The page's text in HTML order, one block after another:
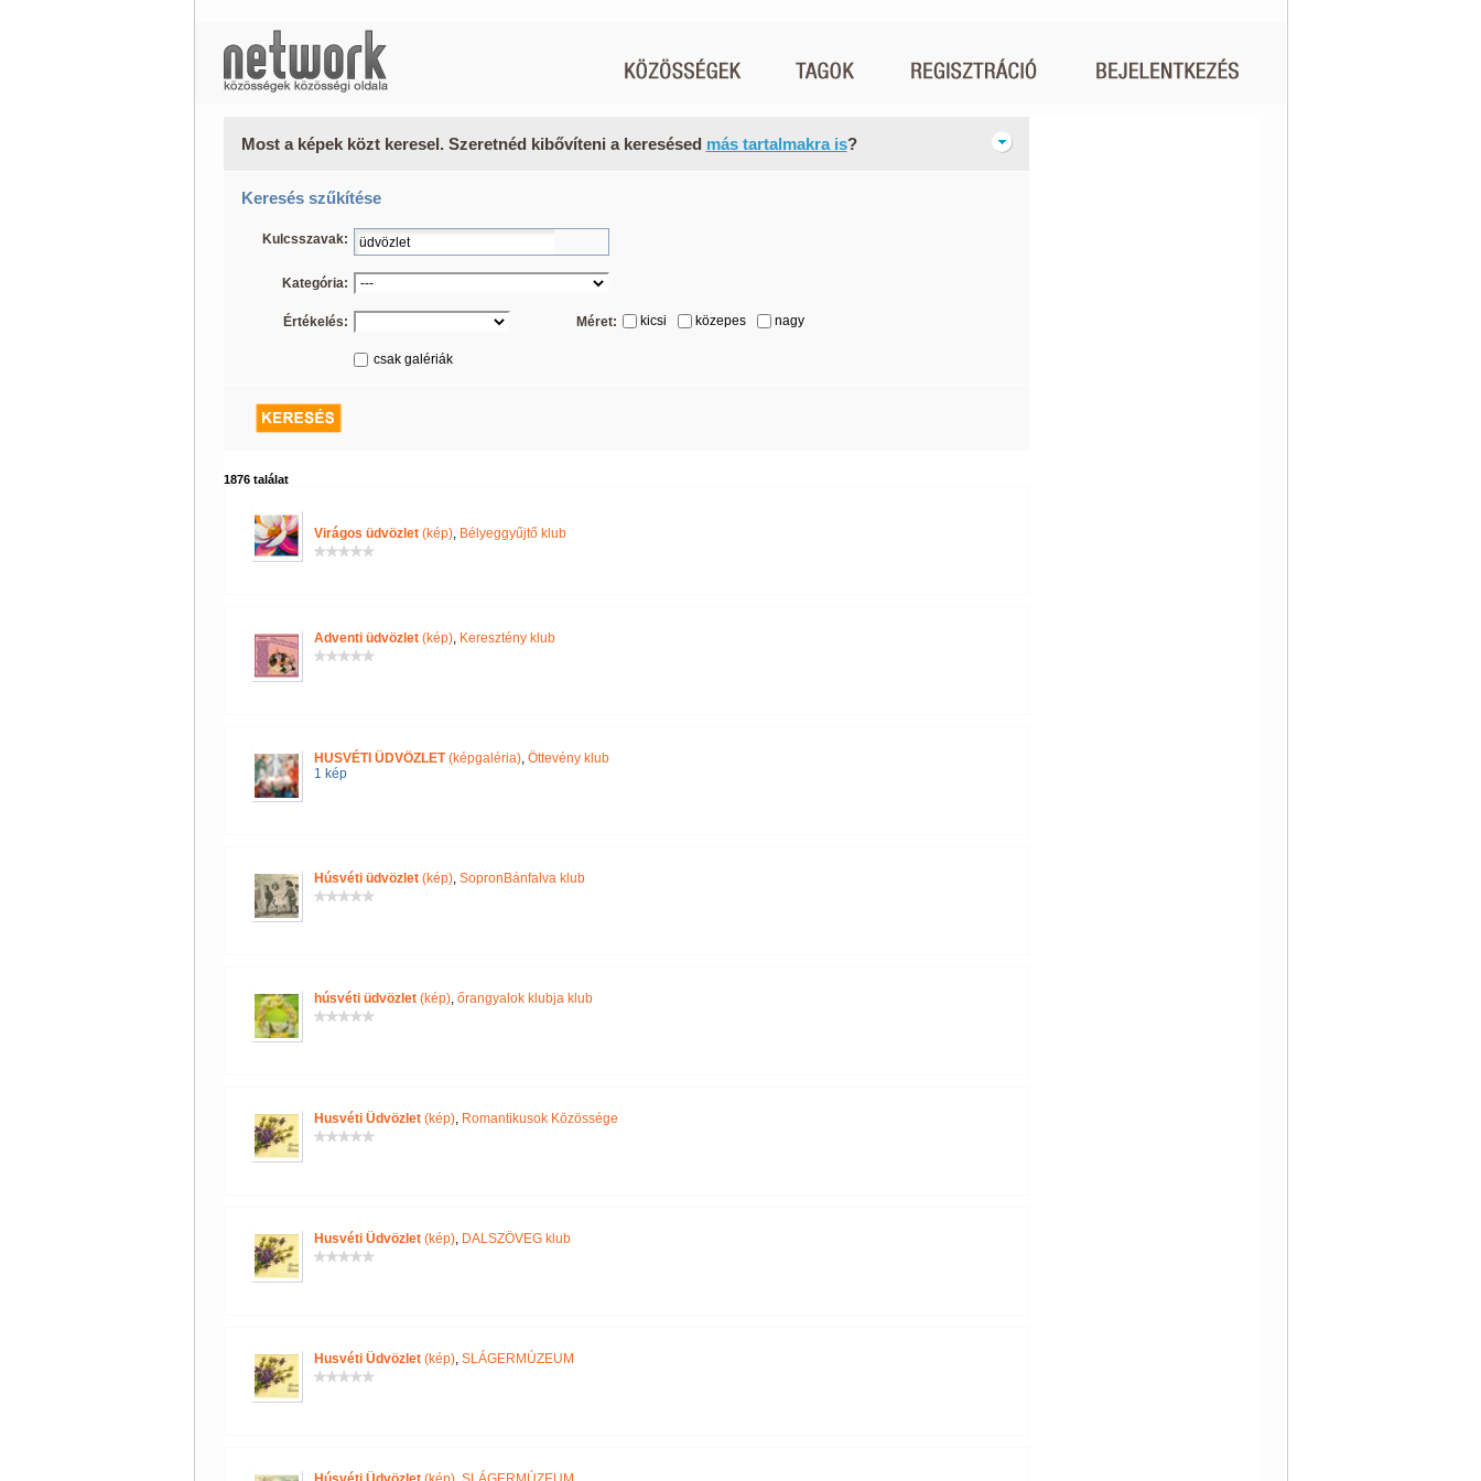
Most a képek közt keresel. Szeretnéd kibővíteni a keresésed más tartalmakra is?
Keresés szűkítése
Kulcsszavak:
Kategória:
Értékelés: Méret: kicsi közepes nagy
csak galériák
1876 találat
Virágos üdvözlet(kép), Bélyeggyűjtő klub
Adventi üdvözlet(kép), Keresztény klub
HUSVÉTI ÜDVÖZLET(képgaléria), Öttevény klub
1 kép
Húsvéti üdvözlet(kép), SopronBánfalva klub
húsvéti üdvözlet(kép), őrangyalok klubja klub
Husvéti Üdvözlet(kép), Romantikusok Közössége
Husvéti Üdvözlet(kép), DALSZÖVEG klub
Husvéti Üdvözlet(kép), SLÁGERMÚZEUM